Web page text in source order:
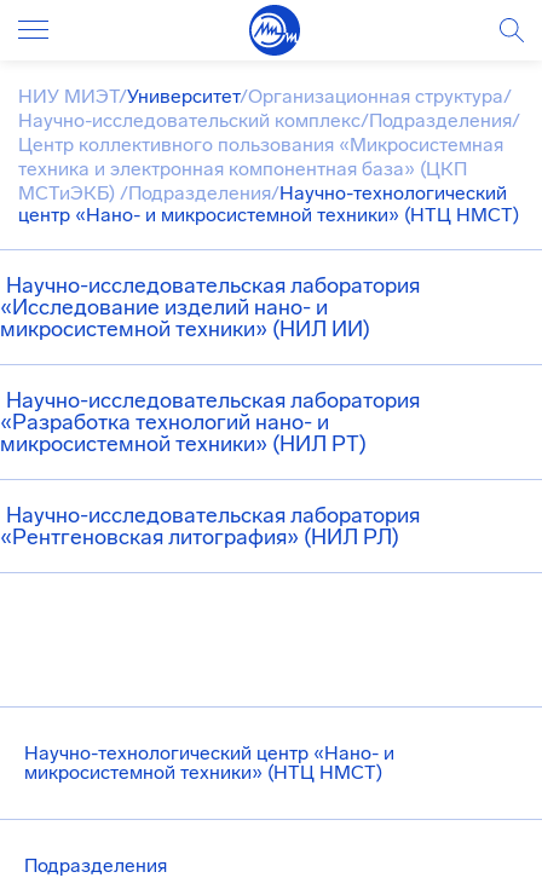
Научно-технологический центр «Нано- и
микросистемной техники» (НТЦ НМСТ)
Подразделения
НИУ МИЭТ/Университет/Организационная структура/
Научно-исследовательский комплекс/Подразделения/
Центр коллективного пользования «Микросистемная
техника и электронная компонентная база» (ЦКП
МСТиЭКБ) /Подразделения/Научно-технологический
центр «Нано- и микросистемной техники» (НТЦ НМСТ)
Научно-исследовательская лаборатория
«Исследование изделий нано- и
микросистемной техники» (НИЛ ИИ)
Научно-исследовательская лаборатория
«Разработка технологий нано- и
микросистемной техники» (НИЛ РТ)
Научно-исследовательская лаборатория
«Рентгеновская литография» (НИЛ РЛ)